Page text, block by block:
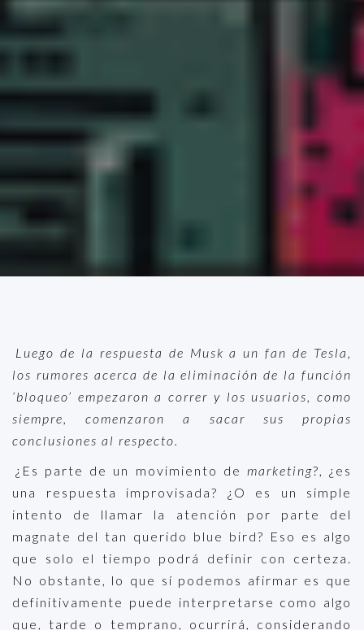
Luego de la respuesta de Musk a un fan de Tesla,
los rumores acerca de la eliminación de la función
‘bloqueo’ empezaron a correr y los usuarios, como
siempre, comenzaron a sacar sus propias
conclusiones al respecto.
¿Es parte de un movimiento de marketing?, ¿es
una respuesta improvisada? ¿O es un simple
intento de llamar la atención por parte del
magnate del tan querido blue bird? Eso es algo
que solo el tiempo podrá definir con certeza.
No obstante, lo que sí podemos afirmar es que
definitivamente puede interpretarse como algo
que, tarde o temprano, ocurrirá, considerando